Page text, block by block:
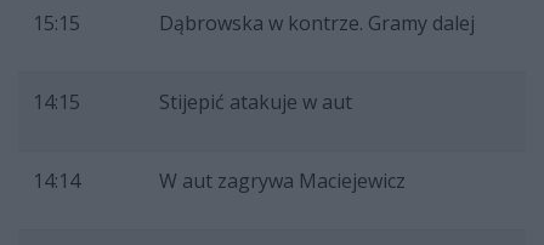
15:15 Dąbrowska w kontrze. Gramy dalej
14:15 Stijepić atakuje w aut
14:14 W aut zagrywa Maciejewicz